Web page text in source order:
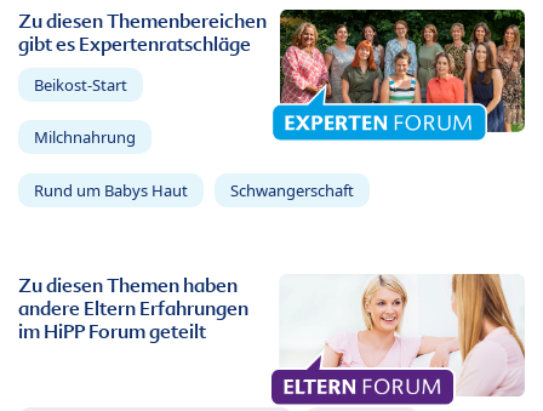
Zu diesen Themenbereichen
gibt es Expertenratschläge
Beikost-Start
Milchnahrung
Rund um Babys Haut Schwangerschaft
Zu diesen Themen haben
andere Eltern Erfahrungen
im HiPP Forum geteilt